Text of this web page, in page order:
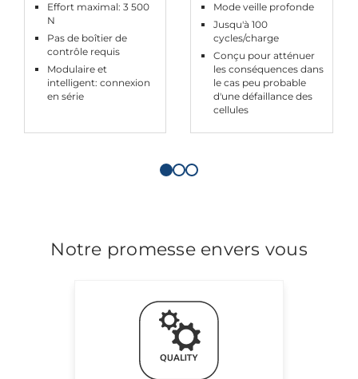
Effort maximal: 3 500
N
Pas de boîtier de
contrôle requis
Modulaire et
intelligent: connexion
en série
Mode veille profonde
Jusqu'à 100
cycles/charge
Conçu pour atténuer
les conséquences dans
le cas peu probable
d'une défaillance des
cellules
Notre promesse envers vous